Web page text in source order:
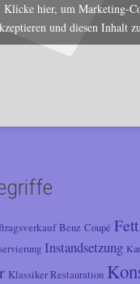
Klicke hier, um Marketing-
und diesen Inhalt
Benz Coupé Fett
Instandsetzung
Klassiker Restauration